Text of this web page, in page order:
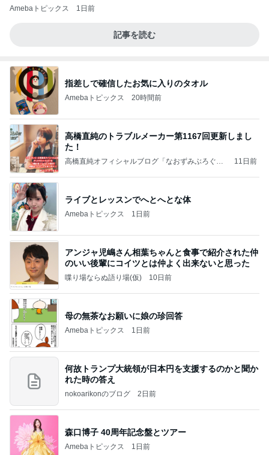
Amebaトピックス 1日前
記事を読む
指差しで確信したお気に入りのタオル
Amebaトピックス 20時間前
高橋直純のトラブルメーカー第1167回更新しまし
た！
高橋直純オフィシャルブログ「なおずみぶろぐ」
11日前
ライブとレッスンでへとへとな体
Amebaトピックス 1日前
アンジャ児嶋さん相葉ちゃんと食事で紹介された仲
のいい後輩にコイツとは仲よく出来ないと思った
喋り場ならぬ語り場(仮) 10日前
母の無茶なお願いに娘の珍回答
Amebaトピックス 1日前
何故トランプ大統領が日本円を支援するのかと聞か
れた時の答え
nokoarikonのブログ 2日前
森口博子 40周年記念盤とツアー
Amebaトピックス 1日前